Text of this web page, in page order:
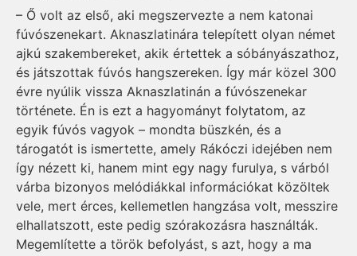
– Ő volt az első, aki megszervezte a nem katonai
fúvószenekart. Aknaszlatinára telepített olyan német
ajkú szakembereket, akik értettek a sóbányászathoz,
és játszottak fúvós hangszereken. Így már közel 300
évre nyúlik vissza Aknaszlatinán a fúvószenekar
története. Én is ezt a hagyományt folytatom, az
egyik fúvós vagyok – mondta büszkén, és a
tárogatót is ismertette, amely Rákóczi idejében nem
így nézett ki, hanem mint egy nagy furulya, s várból
várba bizonyos melódiákkal információkat közöltek
vele, mert érces, kellemetlen hangzása volt, messzire
elhallatszott, este pedig szórakozásra használták.
Megemlítette a török befolyást, s azt, hogy a ma